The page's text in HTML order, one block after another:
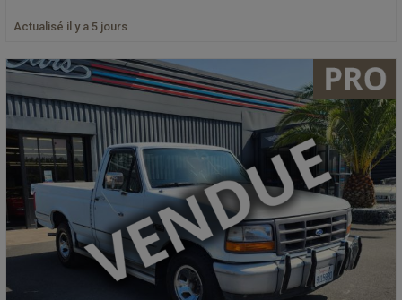
Actualisé il y a 5 jours